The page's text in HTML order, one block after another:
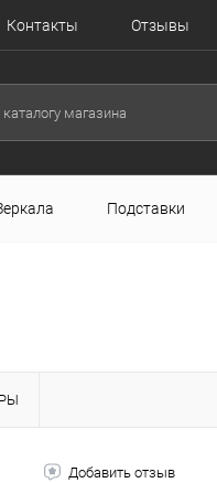
Контакты Отзывы
Подставки
Добавить отзыв